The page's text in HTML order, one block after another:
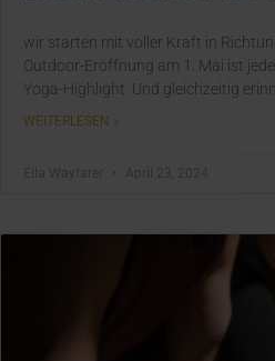
wir starten mit voller Kraft in
Outdoor-Eröffnung am 1. Mai ist
Yoga-Highlight. Und gleichzeitig
WEITERLESEN »